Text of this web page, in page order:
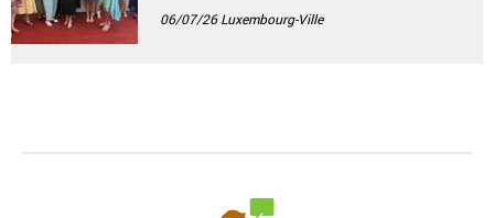
06/07/26Luxembourg-Ville